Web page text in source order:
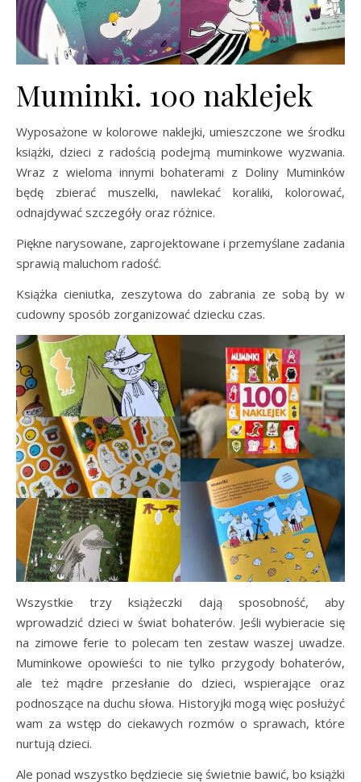
Muminki. 100 naklejek
Wyposażone w kolorowe naklejki, umieszczone we środku
książki, dzieci z radością podejmą muminkowe wyzwania.
Wraz z wieloma innymi bohaterami z Doliny Muminków
będę zbierać muszelki, nawlekać koraliki, kolorować,
odnajdywać szczegóły oraz różnice.
Piękne narysowane, zaprojektowane i przemyślane zadania
sprawią maluchom radość.
Książka cieniutka, zeszytowa do zabrania ze sobą by w
cudowny sposób zorganizować dziecku czas.
Wszystkie trzy książeczki dają sposobność, aby
wprowadzić dzieci w świat bohaterów. Jeśli wybieracie się
na zimowe ferie to polecam ten zestaw waszej uwadze.
Muminkowe opowieści to nie tylko przygody bohaterów,
ale też mądre przesłanie do dzieci, wspierające oraz
podnoszące na duchu słowa. Historyjki mogą więc posłużyć
wam za wstęp do ciekawych rozmów o sprawach, które
nurtują dzieci.
Ale ponad wszystko będziecie się świetnie bawić, bo książki